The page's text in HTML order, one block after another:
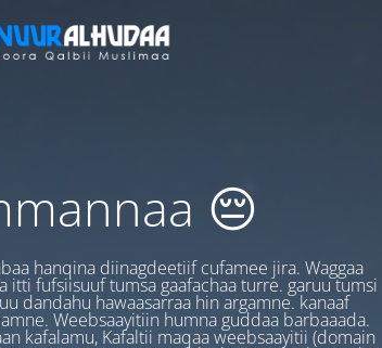
😔
hanqina diinagdeetiif cufamee jira. Waggaa
fufsiisuuf tumsa gaafachaa turre. garuu tumsi
dandahu hawaasarraa hin argamne. kanaaf
Weebsaayitiin humna guddaa barbaaada.
kafalamu, Kafaltii maqaa weebsaayitii (domain